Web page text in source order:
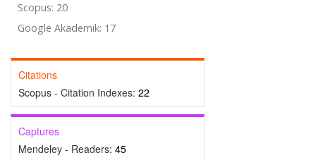
Scopus: 20
Google Akademik: 17
Citations
Scopus - Citation Indexes: 22
Captures
Mendeley - Readers: 45